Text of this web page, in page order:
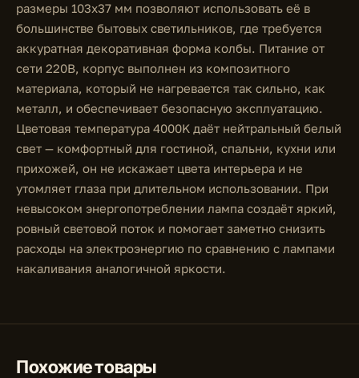
размеры 103x37 мм позволяют использовать её в
большинстве бытовых светильников, где требуется
аккуратная декоративная форма колбы. Питание от
сети 220В, корпус выполнен из композитного
материала, который не нагревается так сильно, как
металл, и обеспечивает безопасную эксплуатацию.
Цветовая температура 4000K даёт нейтральный белый
свет — комфортный для гостиной, спальни, кухни или
прихожей, он не искажает цвета интерьера и не
утомляет глаза при длительном использовании. При
невысоком энергопотреблении лампа создаёт яркий,
ровный световой поток и помогает заметно снизить
расходы на электроэнергию по сравнению с лампами
накаливания аналогичной яркости.
Похожие товары